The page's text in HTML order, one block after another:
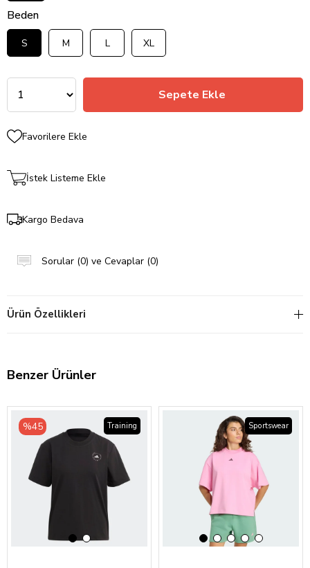
Beden
S M L XL
Favorilere Ekle
İstek Listeme Ekle
Kargo Bedava
Sorular (0) ve Cevaplar (0)
Ürün Özellikleri
Benzer Ürünler
%45 Training Sportswear